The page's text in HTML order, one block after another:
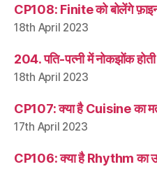
CP108: Finite को बोलेंगे
18th April 2023
204. पति-पत्नी में नोकझोंक
18th April 2023
CP107: क्या है Cuisine का
17th April 2023
CP106: क्या है Rhythm का